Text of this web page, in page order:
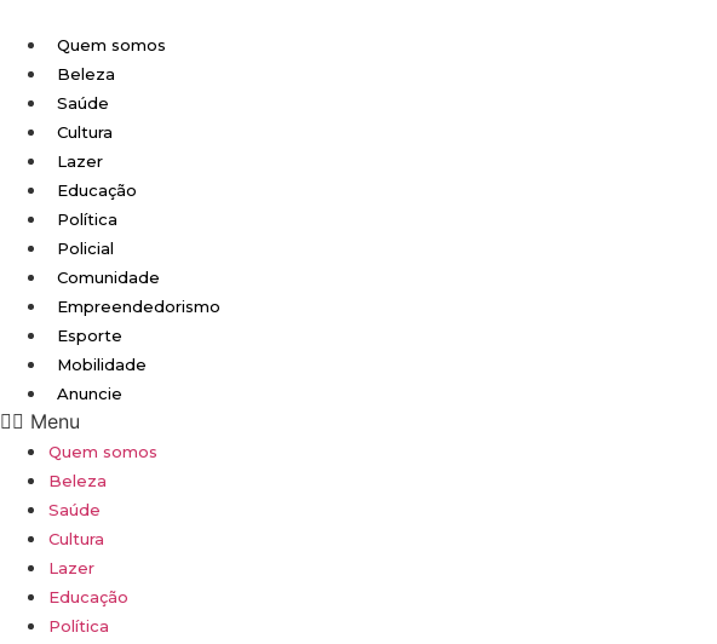
para
conteúdo
Quem somos
Beleza
Saúde
Cultura
Lazer
Educação
Política
Policial
Comunidade
Empreendedorismo
Esporte
Mobilidade
Anuncie
Menu
Quem somos
Beleza
Saúde
Cultura
Lazer
Educação
Política